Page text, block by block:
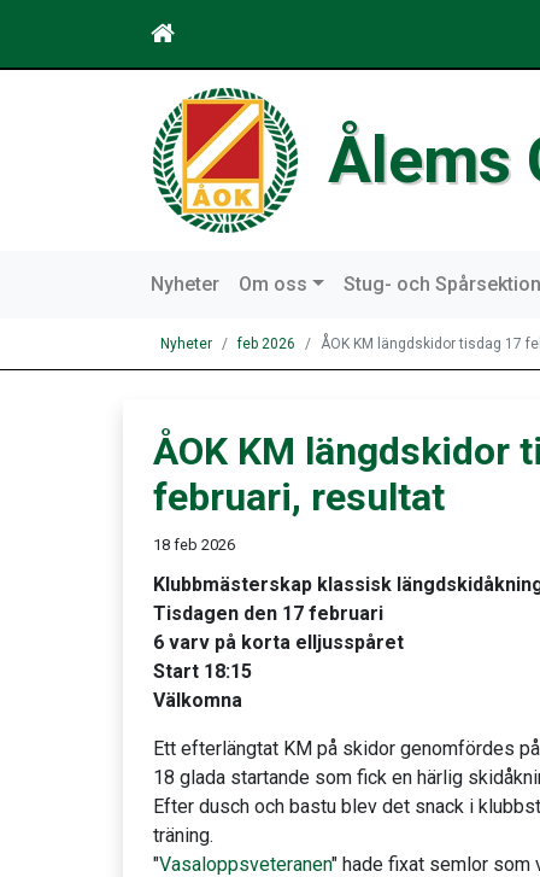
Ålems
Nyheter Om oss Stug- och Spårsektion
Nyheter feb 2026 ÅOK KM längdskidor tisdag 17
ÅOK KM längdskidor
februari, resultat
18 feb 2026
Klubbmästerskap klassisk
Tisdagen den 17 februari
6 varv på korta elljusspåret
Start 18:15
Välkomna
Ett efterlängtat KM på skidor genomfördes
18 glada startande som fick en härlig
Efter dusch och bastu blev det snack i
träning.
"Vasaloppsveteranen" hade fixat semlor som